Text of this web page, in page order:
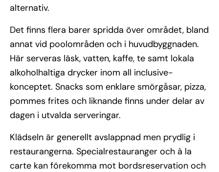
alternativ.
Det finns flera barer spridda över området, bland
annat vid poolområden och i huvudbyggnaden.
Här serveras läsk, vatten, kaffe, te samt lokala
alkoholhaltiga drycker inom all inclusive-
konceptet. Snacks som enklare smörgåsar, pizza,
pommes frites och liknande finns under delar av
dagen i utvalda serveringar.
Klädseln är generellt avslappnad men prydlig i
restaurangerna. Specialrestauranger och à la
carte kan förekomma mot bordsreservation och